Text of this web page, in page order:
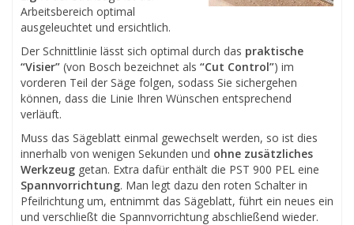
Arbeitsbereich optimal
ausgeleuchtet und ersichtlich.
Der Schnittlinie lässt sich optimal durch das praktische
“Visier” (von Bosch bezeichnet als “Cut Control”) im
vorderen Teil der Säge folgen, sodass Sie sichergehen
können, dass die Linie Ihren Wünschen entsprechend
verläuft.
Muss das Sägeblatt einmal gewechselt werden, so ist dies
innerhalb von wenigen Sekunden und ohne zusätzliches
Werkzeug getan. Extra dafür enthält die PST 900 PEL eine
Spannvorrichtung. Man legt dazu den roten Schalter in
Pfeilrichtung um, entnimmt das Sägeblatt, führt ein neues ein
und verschließt die Spannvorrichtung abschließend wieder.